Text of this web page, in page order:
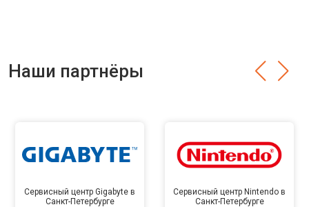
Наши партнёры
Сервисный центр Gigabyte в
Санкт-Петербурге
Сервисный центр Nintendo в
Санкт-Петербурге